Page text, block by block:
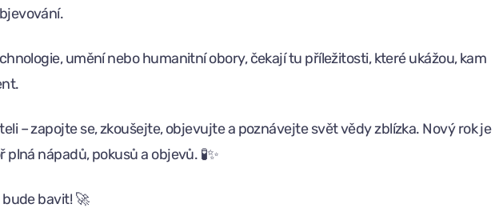
umění nebo humanitní obory, čekají tu příležitosti, které ukážou, kam
– zapojte se, zkoušejte, objevujte a poznávejte svět vědy zblízka. Nový rok je
nápadů, pokusů a objevů. 🧪✨
bavit! 🚀